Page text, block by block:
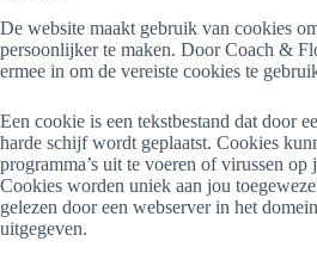
De website maakt gebruik van cookies
persoonlijker te maken. Door Coach &
ermee in om de vereiste cookies te
Een cookie is een tekstbestand dat door
harde schijf wordt geplaatst. Cookies
programma’s uit te voeren of virussen op
Cookies worden uniek aan jou
gelezen door een webserver in het
uitgegeven.